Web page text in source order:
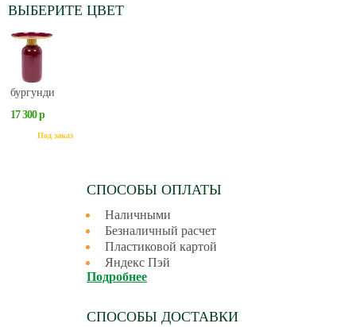
ВЫБЕРИТЕ ЦВЕТ
бургунди
17 300 р
Под заказ
СПОСОБЫ ОПЛАТЫ
Наличными
Безналичный расчет
Пластиковой картой
Яндекс Пэй
Подробнее
СПОСОБЫ ДОСТАВКИ